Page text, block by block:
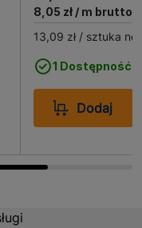
w różnych
po tradycyjne
że
kolorów ścian i
rozwiązaniem dla
8,05 zł/ m brutto
13,09 zł/ sztuka
1 Dostępność
Dodaj